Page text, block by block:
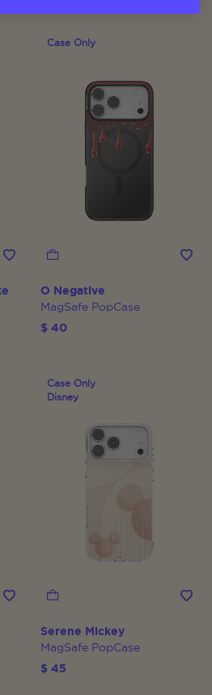
Case Only
O Negative
MagSafe PopCase
$ 40
Case Only
Disney
Serene Mickey
MagSafe PopCase
$ 45